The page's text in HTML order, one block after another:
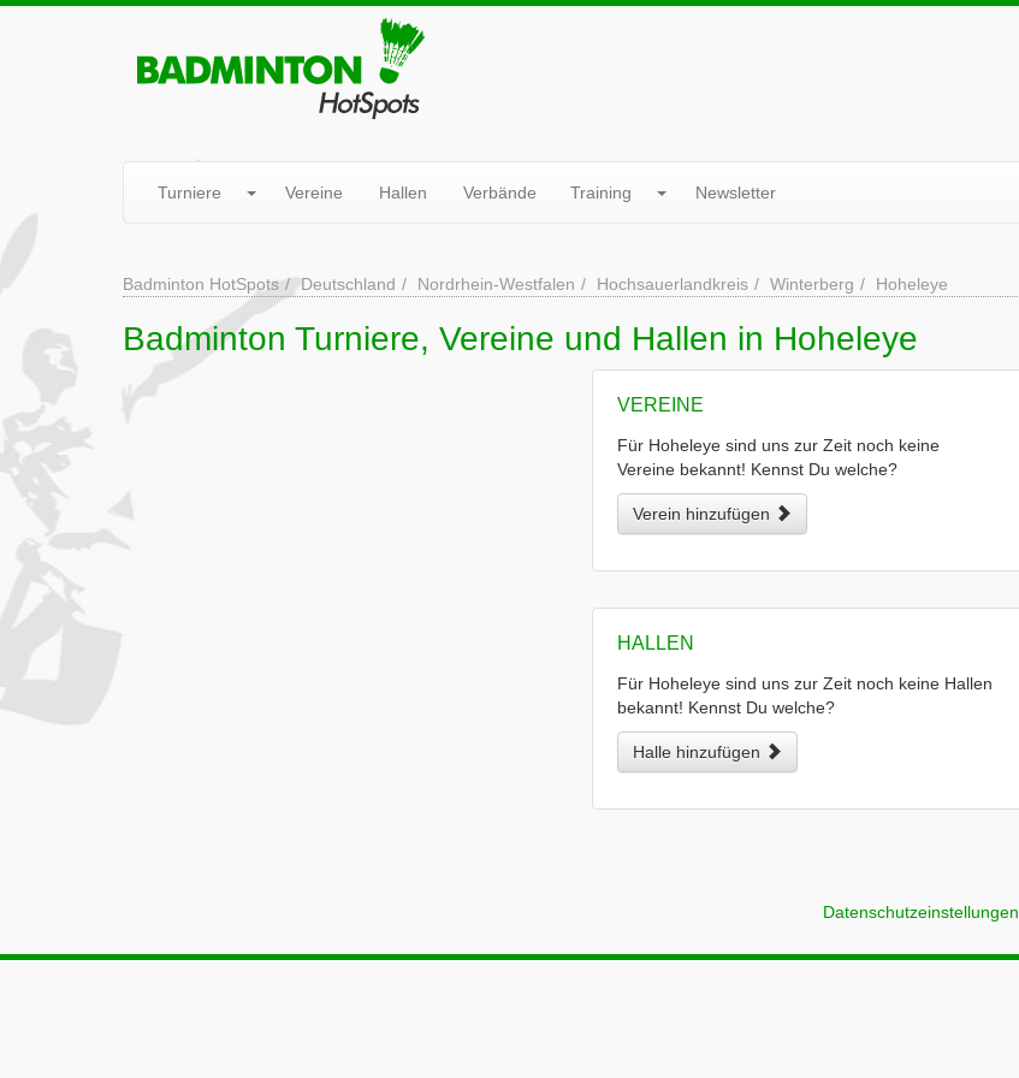
Turniere Vereine Hallen Verbände Training Newsletter
Badminton HotSpots Deutschland Nordrhein-Westfalen Hochsauerlandkreis Winterberg Hoheleye
Badminton Turniere, Vereine und Hallen in Hoheleye
VEREINE
Für Hoheleye sind uns zur Zeit noch keine
Vereine bekannt! Kennst Du welche?
Verein hinzufügen
HALLEN
Für Hoheleye sind uns zur Zeit noch keine Hallen
bekannt! Kennst Du welche?
Halle hinzufügen
Datenschutzeinstellungen